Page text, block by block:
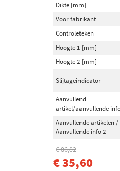
Dikte [mm]
Voor fabrikant
Controleteken
Hoogte 1 [mm]
Hoogte 2 [mm]
Slijtageindicator
Aanvullend
artikel/aanvullende
Aanvullende artikelen /
Aanvullende info 2
€ 86,82
€ 35,60